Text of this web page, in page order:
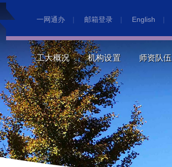
一网通办 | 邮箱登录 | English |
工大概况 机构设置 师资队伍